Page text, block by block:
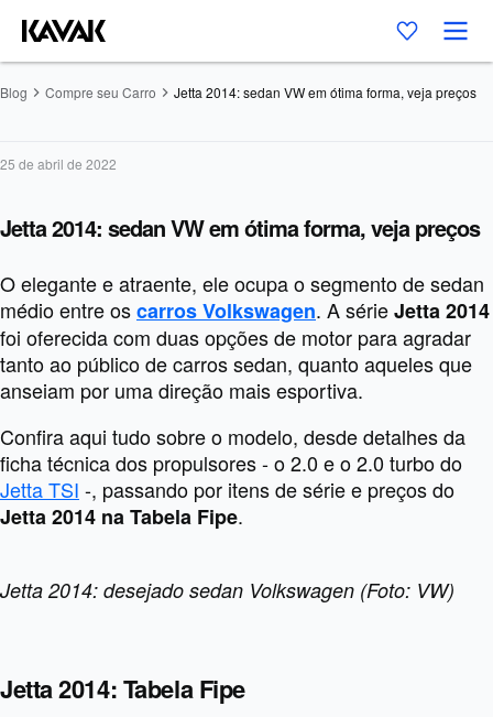
Blog Compre seu Carro Jetta 2014: sedan VW em ótima forma, veja preços
25 de abril de 2022
Jetta 2014: sedan VW em ótima forma, veja preços
O elegante e atraente, ele ocupa o segmento de sedan
médio entre oscarros Volkswagen. A sérieJetta 2014
foi oferecida com duas opções de motor para agradar
tanto ao público de carros sedan, quanto aqueles que
anseiam por uma direção mais esportiva.
Confira aqui tudo sobre o modelo, desde detalhes da
ficha técnica dos propulsores - o 2.0 e o 2.0 turbo do
Jetta TSI -, passando por itens de série e preços do
Jetta 2014 na Tabela Fipe.
Jetta 2014: desejado sedan Volkswagen (Foto: VW)
Jetta 2014: Tabela Fipe